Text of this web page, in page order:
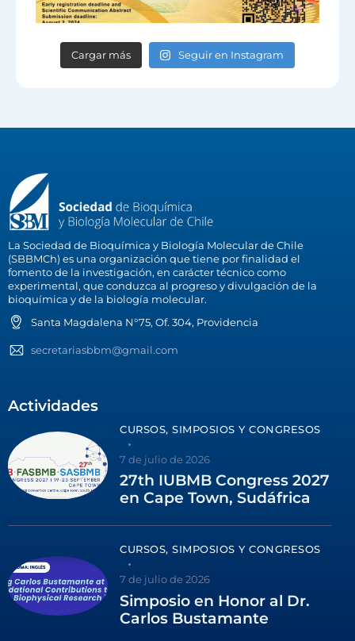
Cargar más Seguir en Instagram
La Sociedad de Bioquímica y Biología Molecular de Chile
(SBBMCh) es una organización que tiene por finalidad el
fomento de la investigación, en carácter técnico como
experimental, que conduzca al progreso y divulgación de la
bioquímica y de la biología molecular.
Santa Magdalena N°75, Of. 304, Providencia
secretariasbbm@gmail.com
Actividades
CURSOS, SIMPOSIOS Y CONGRESOS
7 de julio de 2026
27th IUBMB Congress 2027
en Cape Town, Sudáfrica
CURSOS, SIMPOSIOS Y CONGRESOS
7 de julio de 2026
Simposio en Honor al Dr.
Carlos Bustamante